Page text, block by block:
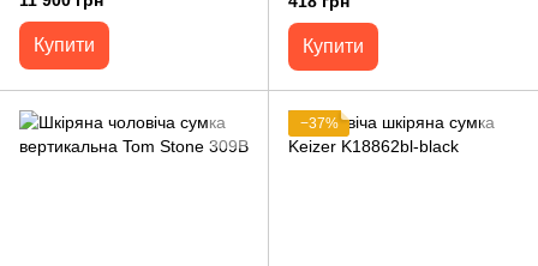
Купити Купити
−37%